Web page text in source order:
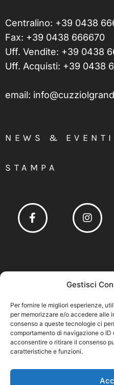
Gestisci
Per fornire le migliori esperienze,
per memorizzare e/o accedere alle
consenso a queste tecnologie ci
comportamento di navigazione o ID
acconsentire o ritirare il consenso
caratteristiche e funzioni.
Centralino: +39 0438
Fax: +39 0438 666670
Uff. Vendite: +39 0438
Uff. Acquisti: +39 0438
email:
NEWS & EVENTI
STAMPA
Privacy Policy–Cookie